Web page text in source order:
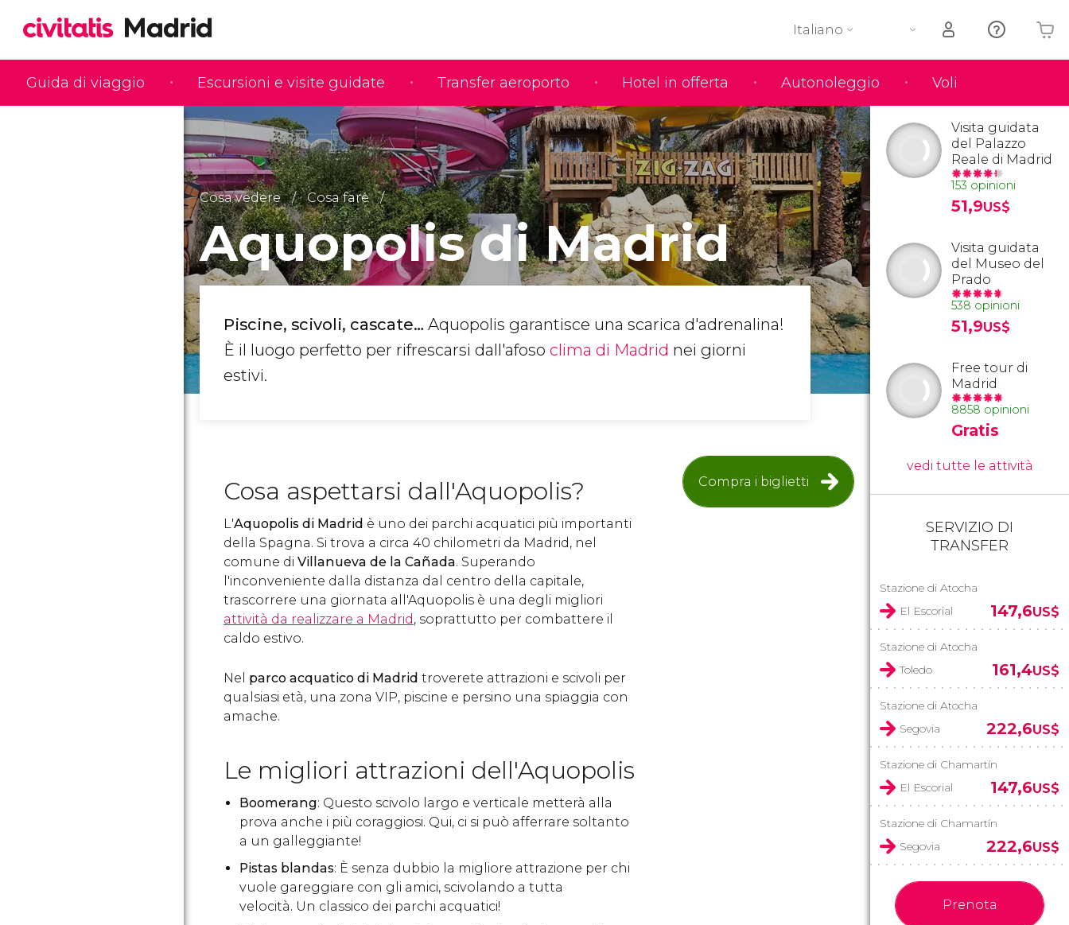
Guida di viaggio Escursioni e visite guidate Transfer aeroporto Hotel in offerta Autonoleggio Voli
Italiano
Il tuo carrello è vuoto
Cosa vedere Cosa fare
Aquopolis di Madrid
Piscine, scivoli, cascate… Aquopolis garantisce una scarica d'adrenalina!
È il luogo perfetto per rifrescarsi dall'afoso clima di Madrid nei giorni
estivi.
Compra i biglietti
Cosa aspettarsi dall'Aquopolis?
L'Aquopolis di Madrid è uno dei parchi acquatici più importanti
della Spagna. Si trova a circa 40 chilometri da Madrid, nel
comune di Villanueva de la Cañada. Superando
l'inconveniente dalla distanza dal centro della capitale,
trascorrere una giornata all'Aquopolis è una degli migliori
attività da realizzare a Madrid , soprattutto per combattere il
caldo estivo.
Nel parco acquatico di Madrid troverete attrazioni e scivoli per
qualsiasi età, una zona VIP, piscine e persino una spiaggia con
amache.
Le migliori attrazioni dell'Aquopolis
Boomerang: Questo scivolo largo e verticale metterà alla
prova anche i più coraggiosi. Qui, ci si può afferrare soltanto
a un galleggiante!
Pistas blandas: È senza dubbio la migliore attrazione per chi
vuole gareggiare con gli amici, scivolando a tutta
velocità. Un classico dei parchi acquatici!
Visita guidata
del Palazzo
Reale di Madrid
153 opinioni
51,9US$
Visita guidata
del Museo del
Prado
538 opinioni
51,9US$
Free tour di
Madrid
8858 opinioni
Gratis
vedi tutte le attività
SERVIZIO DI
TRANSFER
Stazione di Atocha
El Escorial
147,6US$
Stazione di Atocha
Toledo
161,4US$
Stazione di Atocha
Segovia
222,6US$
Stazione di Chamartín
El Escorial
147,6US$
Stazione di Chamartín
Segovia
222,6US$
Prenota